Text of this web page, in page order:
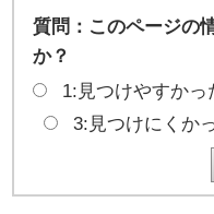
質問：このページの
か？
1:見つけやすかっ
3:見つけにくか